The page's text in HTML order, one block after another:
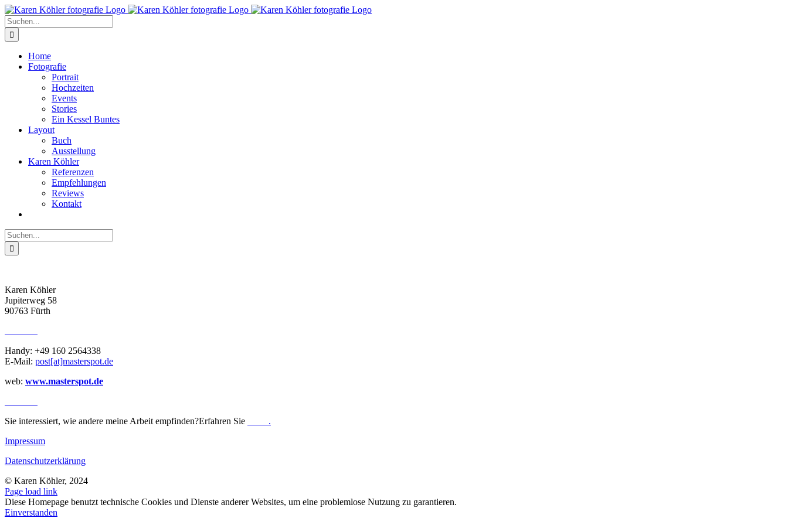
Zum
Inhalt
springen
Suche
nach:
Home
Fotografie
Portrait
Hochzeiten
Events
Stories
Ein Kessel Buntes
Layout
Buch
Ausstellung
Karen Köhler
Referenzen
Empfehlungen
Reviews
Kontakt
Suche
nach:
Karen Köhler
Jupiterweg 58
90763 Fürth
Handy: +49 160 2564338
E-Mail: post[at]masterspot.de
web: www.masterspot.de
Sie interessiert, wie andere meine Arbeit empfinden?Erfahren Sie
.
Impressum
Datenschutzerklärung
© Karen Köhler, 2024
Page load link
Diese Homepage benutzt technische Cookies und Dienste anderer Websites, um eine problemlose Nutzung zu garantieren.
Einverstanden